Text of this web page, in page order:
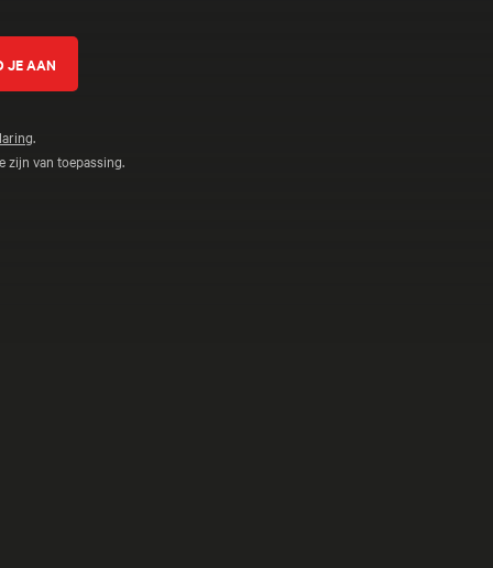
.
zijn van toepassing.